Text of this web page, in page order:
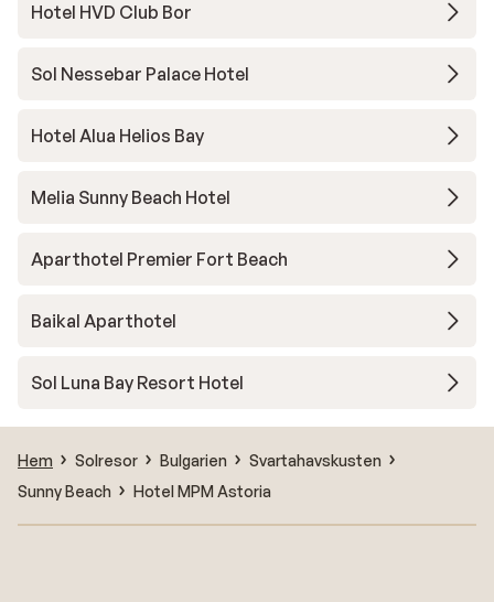
Hotel HVD Club Bor
Sol Nessebar Palace Hotel
Hotel Alua Helios Bay
Melia Sunny Beach Hotel
Aparthotel Premier Fort Beach
Baikal Aparthotel
Sol Luna Bay Resort Hotel
Hem Solresor Bulgarien
Svartahavskusten
Sunny Beach
Hotel MPM Astoria